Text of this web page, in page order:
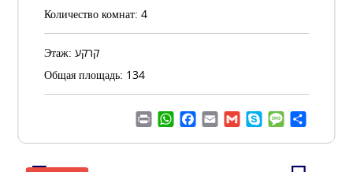
Количество комнат: 4
Этаж: קרקע
Общая площадь: 134
PrintWhatsApp
Facebook
EmailGmailSkypeMessage